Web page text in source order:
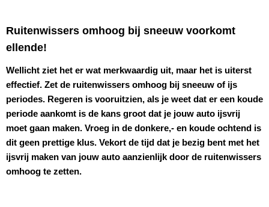
Ruitenwissers omhoog bij sneeuw voorkomt
ellende!
Wellicht ziet het er wat merkwaardig uit, maar het is uiterst
effectief. Zet de ruitenwissers omhoog bij sneeuw of ijs
periodes. Regeren is vooruitzien, als je weet dat er een koude
periode aankomt is de kans groot dat je jouw auto ijsvrij
moet gaan maken. Vroeg in de donkere,- en koude ochtend is
dit geen prettige klus. Vekort de tijd dat je bezig bent met het
ijsvrij maken van jouw auto aanzienlijk door de ruitenwissers
omhoog te zetten.